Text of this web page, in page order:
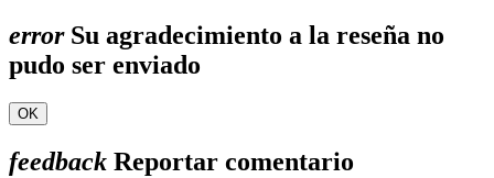
errorSu agradecimiento a la reseña no
pudo ser enviado
OK
feedback Reportar comentario